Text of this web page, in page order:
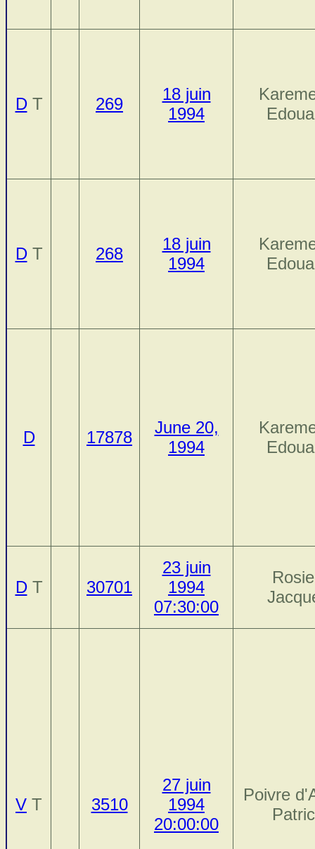
DT 269
18 juin
1994
DT 268
18 juin
1994
D 17878
June 20,
1994
DT 30701
23 juin
1994
07:30:00
V T 3510
27 juin
1994
20:00:00
Poivre